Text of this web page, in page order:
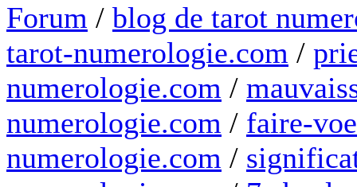
Forum / blog de tarot
tarot-numerologie.com /
numerologie.com /
numerologie.com / faire-
numerologie.com /